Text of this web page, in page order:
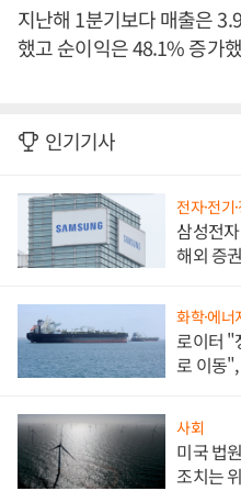
지난해 1분기보다 매출은
했고 순이익은 48.1% 증가
인기기사
전자·전기
삼성전
해외 증
화학·에너
로이터 "
로 이동
사회
미국 법
조치는